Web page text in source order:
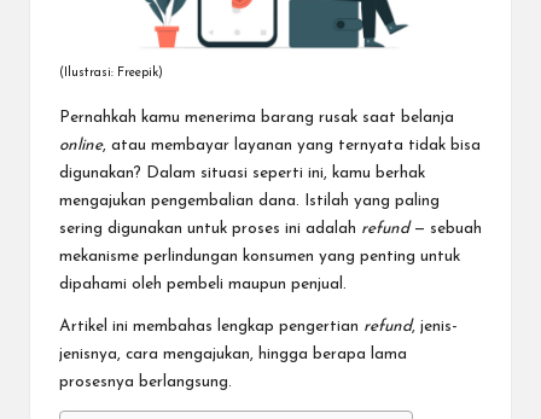
(Ilustrasi: Freepik)
Pernahkah kamu menerima barang rusak saat belanja
online, atau membayar layanan yang ternyata tidak bisa
digunakan? Dalam situasi seperti ini, kamu berhak
mengajukan pengembalian dana. Istilah yang paling
sering digunakan untuk proses ini adalah refund— sebuah
mekanisme perlindungan konsumen yang penting untuk
dipahami oleh pembeli maupun penjual.
Artikel ini membahas lengkap pengertian refund, jenis-
jenisnya, cara mengajukan, hingga berapa lama
prosesnya berlangsung.